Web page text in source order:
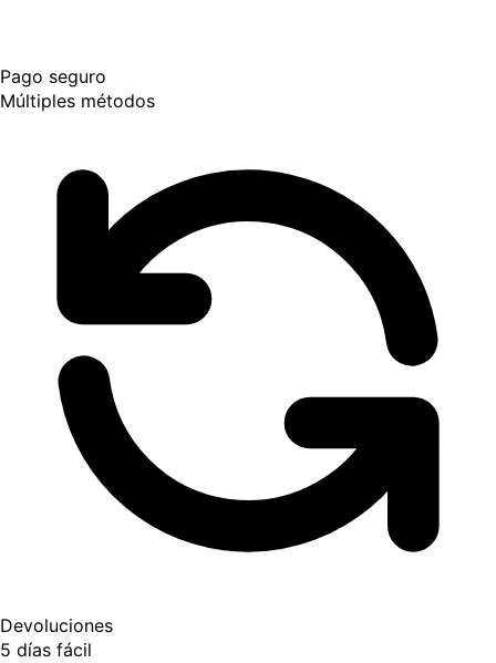
Pago seguro
Múltiples métodos
Devoluciones
5 días fácil